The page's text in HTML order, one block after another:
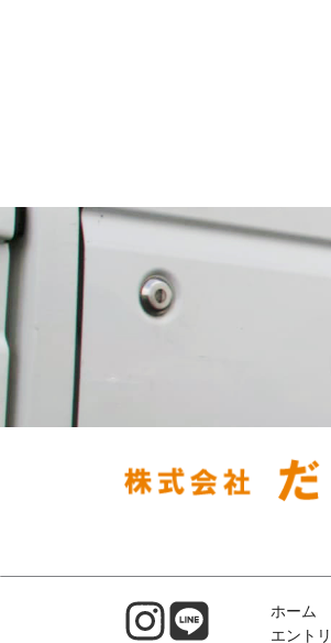
ホーム
エント